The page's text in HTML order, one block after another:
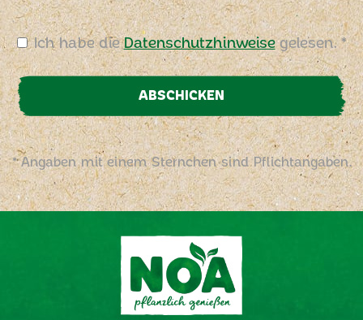
Ich habe dieDatenschutzhinweisegelesen. *
ABSCHICKEN
* Angaben mit einem Sternchen sind Pflichtangaben.